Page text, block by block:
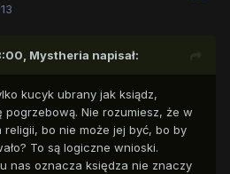
Mystheria napisał:
kucyk ubrany jak ksiądz,
Nie rozumiesz, że w
bo nie może jej być, bo by
To są logiczne wnioski.
nas oznacza księdza nie znaczy